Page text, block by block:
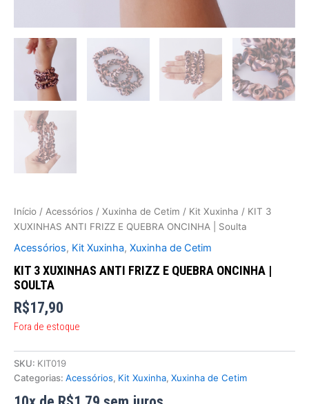
Início / Acessórios / Xuxinha de Cetim / Kit Xuxinha / KIT 3
XUXINHAS ANTI FRIZZ E QUEBRA ONCINHA | Soulta
Acessórios, Kit Xuxinha, Xuxinha de Cetim
KIT 3 XUXINHAS ANTI FRIZZ E QUEBRA ONCINHA |
SOULTA
R$17,90
Fora de estoque
SKU: KIT019
Categorias: Acessórios, Kit Xuxinha, Xuxinha de Cetim